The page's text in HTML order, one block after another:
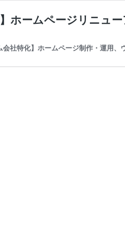
ホームページリニュ
会社特化】ホームページ制作・運用